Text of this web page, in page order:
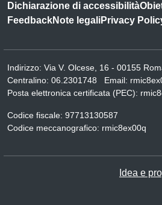
Dichiarazione di accessibilità
FeedbackNote legaliPrivacy
Indirizzo: Via V. Olcese, 16 - 00155
Centralino: 06.2301748 Email:
Posta elettronica certificata (PEC):
Codice fiscale: 97713130587
Codice meccanografico: rmic8ex00q
Idea e